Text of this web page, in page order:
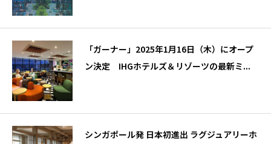
「ガーナー」2025年1月16日（木）にオープ
ン決定 IHGホテルズ＆リゾーツの最新ミ...
シンガポール発 日本初進出 ラグジュアリーホ